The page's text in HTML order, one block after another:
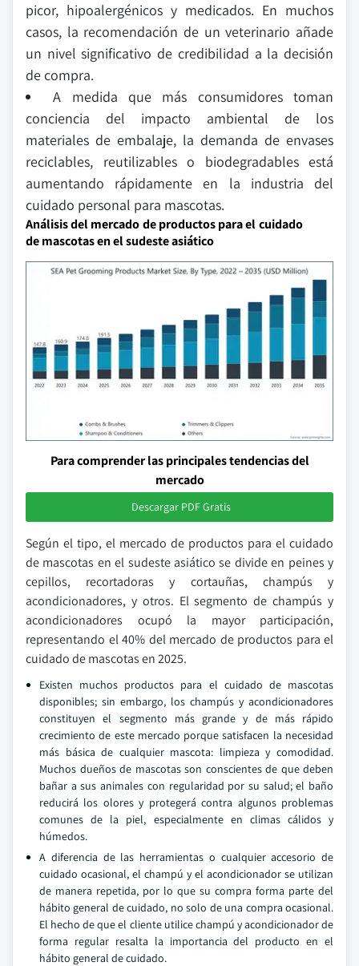
picor, hipoalergénicos y medicados. En muchos
casos, la recomendación de un veterinario añade
un nivel significativo de credibilidad a la decisión
de compra.
A medida que más consumidores toman
conciencia del impacto ambiental de los
materiales de embalaje, la demanda de envases
reciclables, reutilizables o biodegradables está
aumentando rápidamente en la industria del
cuidado personal para mascotas.
Análisis del mercado de productos para el cuidado
de mascotas en el sudeste asiático
Para comprender las principales tendencias del
mercado
Descargar PDF Gratis
Según el tipo, el mercado de productos para el cuidado
de mascotas en el sudeste asiático se divide en peines y
cepillos, recortadoras y cortauñas, champús y
acondicionadores, y otros. El segmento de champús y
acondicionadores ocupó la mayor participación,
representando el 40% del mercado de productos para el
cuidado de mascotas en 2025.
Existen muchos productos para el cuidado de mascotas
disponibles; sin embargo, los champús y acondicionadores
constituyen el segmento más grande y de más rápido
crecimiento de este mercado porque satisfacen la necesidad
más básica de cualquier mascota: limpieza y comodidad.
Muchos dueños de mascotas son conscientes de que deben
bañar a sus animales con regularidad por su salud; el baño
reducirá los olores y protegerá contra algunos problemas
comunes de la piel, especialmente en climas cálidos y
húmedos.
A diferencia de las herramientas o cualquier accesorio de
cuidado ocasional, el champú y el acondicionador se utilizan
de manera repetida, por lo que su compra forma parte del
hábito general de cuidado, no solo de una compra ocasional.
El hecho de que el cliente utilice champú y acondicionador de
forma regular resalta la importancia del producto en el
hábito general de cuidado.